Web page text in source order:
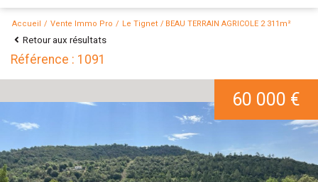
Accueil Vente Immo Pro Le Tignet BEAU TERRAIN AGRICOLE 2 311m²
Retour aux résultats
Référence : 1091
60 000 €